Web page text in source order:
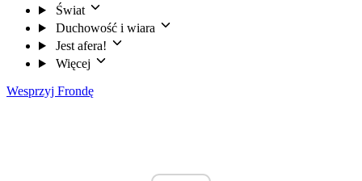
Świat
Duchowość i wiara
Jest afera!
Więcej
Wesprzyj Frondę